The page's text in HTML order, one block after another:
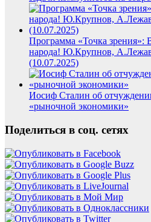
Программа «Точка зрения»:
народа! Ю.Крупнов,
(10.07.2025)
Иосиф Сталин об
«рыночной экономики»
Поделиться в соц. сетях